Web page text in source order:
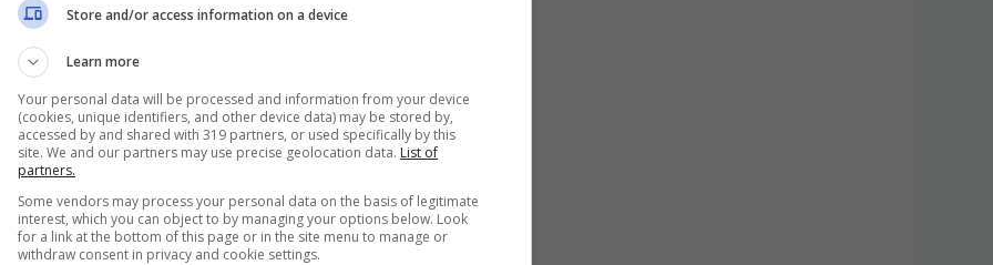
che aspettano con ansia le offerte
di tantissimi sconti ad un prezzo
sarà possibile trovare tantissimi
Store and/or access information on a device
Learn more
Your personal data will be processed and information from your device
(cookies, unique identifiers, and other device data) may be stored by,
accessed by and shared with 319 partners, or used specifically by this
site. We and our partners may use precise geolocation data. List of
partners.
Some vendors may process your personal data on the basis of legitimate
interest, which you can object to by managing your options below. Look
for a link at the bottom of this page or in the site menu to manage or
withdraw consent in privacy and cookie settings.